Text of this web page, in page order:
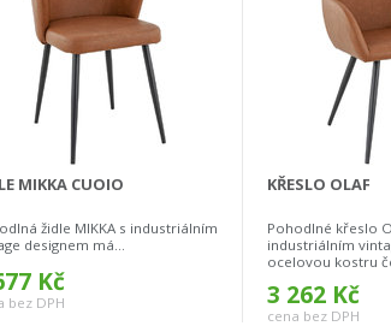
MIKKA CUOIO
židle MIKKA s industriálním
designem má...
Kč
bez DPH
KŘESLO OLAF
Pohodlné křeslo
industriálním
ocelovou kostru
3 262 Kč
cena bez DPH